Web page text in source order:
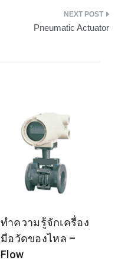
Pneumatic Actuator
ทำความรู้จักเครื่อง
มือวัดของไหล –
Flow